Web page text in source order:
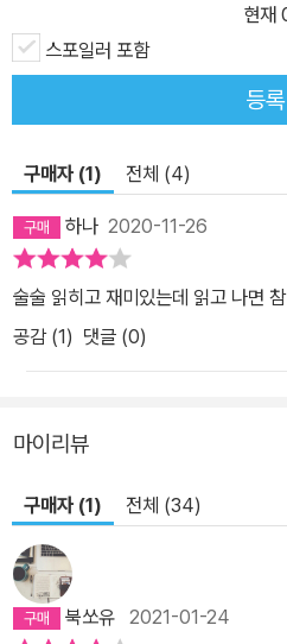
것이다. 첨예하면서 묵직한 문제를 ‘
주는 《무죄의 죄》를 통해 프로 이야
다. 다만, 주의할 것. 책을 펼쳐 ‘차례
구성이 자아내는 기대감만으로도 벌
현재
스포일러 포함
등록
구매자 (1) 전체 (4)
하나 2020-11-26
술술 읽히고 재미있는데 읽고 나면
공감 (1) 댓글 (0)
마이리뷰
구매자 (1) 전체 (34)
북쏘유 2021-01-24